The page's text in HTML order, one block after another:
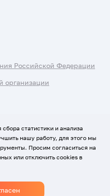
Российской Федерации
организации
данных
статистики и анализа
нашу работу, для этого мы
Просим согласиться на
или отключить cookies в